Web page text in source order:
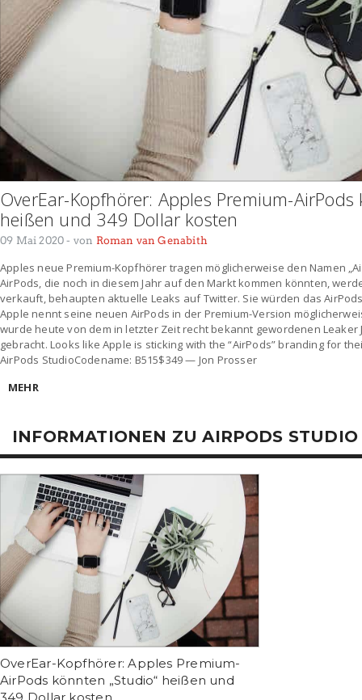
OverEar-Kopfhörer: Apples Premium-AirPods
heißen und 349 Dollar kosten
09 Mai 2020 - von Roman van Genabith
Apples neue Premium-Kopfhörer tragen möglicherweise den Namen
AirPods, die noch in diesem Jahr auf den Markt kommen könnten,
verkauft, behaupten aktuelle Leaks auf Twitter. Sie würden das
Apple nennt seine neuen AirPods in der Premium-Version
wurde heute von dem in letzter Zeit recht bekannt gewordenen Leaker
gebracht. Looks like Apple is sticking with the “AirPods” branding for
AirPods StudioCodename: B515$349 — Jon Prosser
MEHR
INFORMATIONEN ZU AIRPODS STUDIO
OverEar-Kopfhörer: Apples Premium-
AirPods könnten „Studio“ heißen und